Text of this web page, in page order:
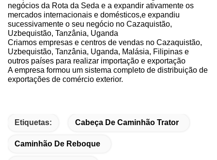
negócios da Rota da Seda e a expandir ativamente os
mercados internacionais e domésticos,e expandiu
sucessivamente o seu negócio no Cazaquistão,
Uzbequistão, Tanzânia, Uganda
Criamos empresas e centros de vendas no Cazaquistão,
Uzbequistão, Tanzânia, Uganda, Malásia, Filipinas e
outros países para realizar importação e exportação
A empresa formou um sistema completo de distribuição de
exportações de comércio exterior.
Etiquetas: Cabeça De Caminhão Trator
Caminhão De Reboque